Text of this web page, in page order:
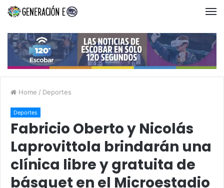
Home / Deportes
Deportes
Fabricio Oberto y Nicolás
Laprovittola brindarán una
clínica libre y gratuita de
básquet en el Microestadio